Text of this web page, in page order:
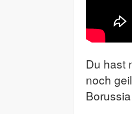
Du hast
noch